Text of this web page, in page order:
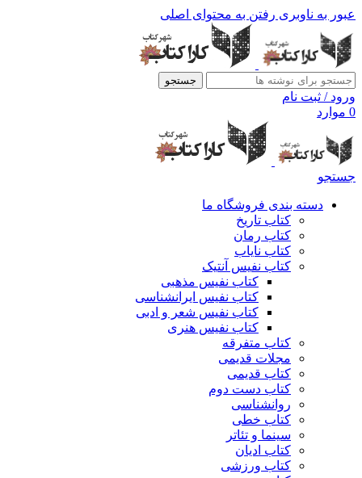
عبور به ناوبری رفتن به محتوای اصلی
جستجو
ورود / ثبت نام
0 موارد
جستجو
دسته بندی فروشگاه ما
کتاب تاریخ
کتاب رمان
کتاب نایاب
کتاب نفیس آنتیک
کتاب نفیس مذهبی
کتاب نفیس ایرانشناسی
کتاب نفیس شعر و ادبی
کتاب نفیس هنری
کتاب متفرقه
مجلات قدیمی
کتاب قدیمی
کتاب دست دوم
روانشناسی
کتاب خطی
سینما و تئاتر
کتاب ادیان
کتاب ورزشی